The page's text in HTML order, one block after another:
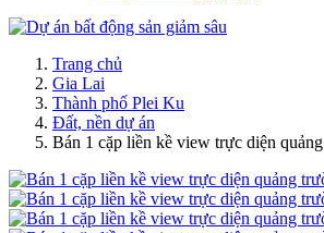
Trang chủ
Gia Lai
Thành phố Plei Ku
Đất, nền dự án
Bán 1 cặp liền kề view trực diện